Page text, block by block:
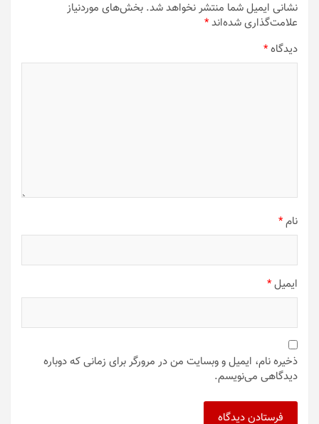
نشانی ایمیل شما منتشر نخواهد شد. بخش‌های موردنیاز
علامت‌گذاری شده‌اند*
دیدگاه*
نام*
ایمیل*
ذخیره نام، ایمیل و وبسایت من در مرورگر برای زمانی که دوباره
دیدگاهی می‌نویسم.